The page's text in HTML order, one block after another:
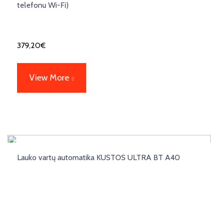
telefonu Wi-Fi)
379,20€
View More
Lauko vartų automatika KUSTOS ULTRA BT A40